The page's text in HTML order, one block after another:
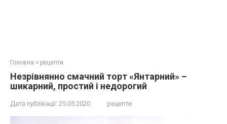
Головна » рецепти
Незрівнянно смачний торт «Янтарний» –
шикарний, простий і недорогий
Дата публікації: 25.05.2020 рецепти